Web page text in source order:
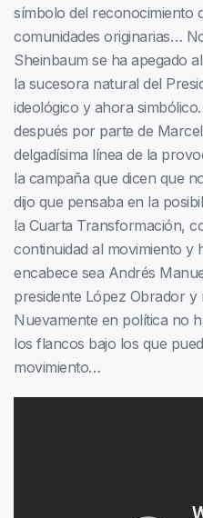
símbolo del reconocimiento
comunidades originarias…
Sheinbaum se ha apegado
la sucesora natural del
ideológico y ahora
después por parte de
delgadísima línea de la
la campaña que dicen que
dijo que pensaba en la
la Cuarta Transformación,
continuidad al movimiento y
encabece sea Andrés
presidente López Obrador
Nuevamente en política no
los flancos bajo los que
movimiento…